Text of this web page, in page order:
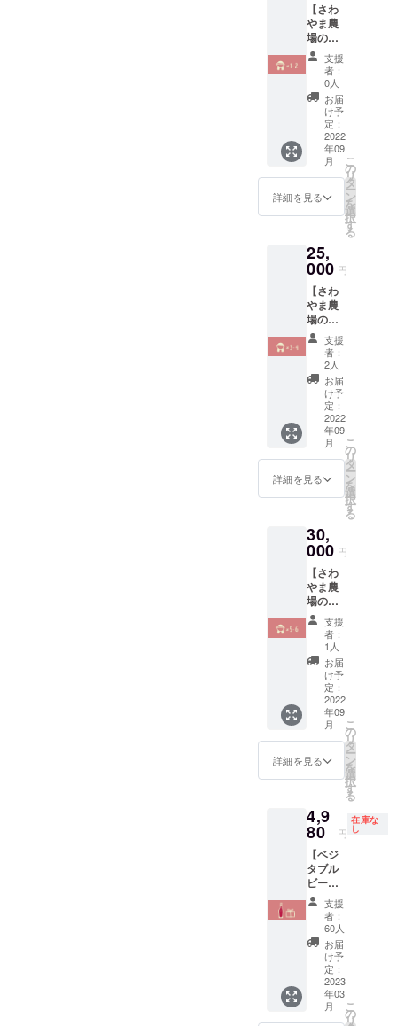
【さわ
やま農
場の収
穫体験
（1~2
名、子
供無
料）】
ビーツ
など旬
な野菜
を収
穫、採
れたて
野菜を
食べた
宅への
発送可
能。 農
場視察
をしな
がら、
自然と
ふれあ
い、自
然から
学ぶ時
間をご
提供。
支援
者：
0人
お届
け予
定：
2022
年09
月
詳細を見る
こ
の
リ
タ
ー
ン
を
選
択
す
る
25,
000 円
【さわ
やま農
場の収
穫体験
（3~4
名、子
供無
料）】
ビーツ
など旬
な野菜
を収
穫、採
れたて
野菜を
食べた
宅への
発送可
能。 農
場視察
をしな
がら、
自然と
ふれあ
い、自
然から
学ぶ時
間をご
提供。
支援
者：
2人
お届
け予
定：
2022
年09
月
詳細を見る
こ
の
リ
タ
ー
ン
を
選
択
す
る
30,
000 円
【さわ
やま農
場の収
穫体験
（5~6
名、子
供無
料）】
ビーツ
など旬
な野菜
を収
穫、採
れたて
野菜を
食べた
宅への
発送可
能。 農
場視察
をしな
がら、
自然と
ふれあ
い、自
然から
学ぶ時
間をご
提供。
支援
者：
1人
お届
け予
定：
2022
年09
月
詳細を見る
こ
の
リ
タ
ー
ン
を
選
択
す
る
4,9
80 円
在庫な
し
【ベジ
タブル
ビール1
本】
【さわ
やま農
場おま
かせ野
菜セッ
ト８種
（2,000
円相
支援
者：
60人
お届
け予
定：
2023
年03
月
こ
の
リ